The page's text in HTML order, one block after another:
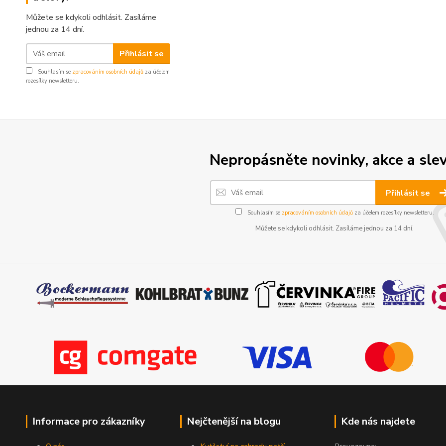
Můžete se kdykoli odhlásit. Zasíláme
jednou za 14 dní.
Přihlásit se
Souhlasím se zpracováním osobních údajů za účelem
rozesílky newsletteru.
Nepropásněte novinky, akce a
Přihlásit se
Souhlasím se zpracováním osobních údajůza účelem rozesílky newsletteru.
Můžete se kdykoli odhlásit. Zasíláme jednou za 14 dní.
Informace pro zákazníky Nejčtenější na blogu Kde nás najdete